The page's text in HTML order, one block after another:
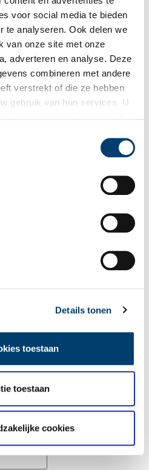
voor social media te bieden
te analyseren. Ook delen we
van onze site met onze
adverteren en analyse. Deze
combineren met andere
verstrekt of die ze hebben
gebruik van hun services. U
Details tonen
toestaan
toestaan
cookies
met ons privacybeleid
een reactie.
Dudok in IJmuiden/Velsen van
waar ik met een gids
viainfo@velsen.nl
met *. Het e-mailadres wordt niet